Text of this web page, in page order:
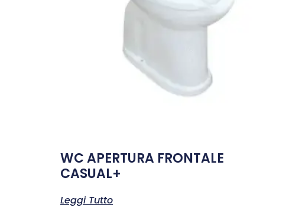
WC APERTURA FRONTALE
CASUAL+
Leggi Tutto